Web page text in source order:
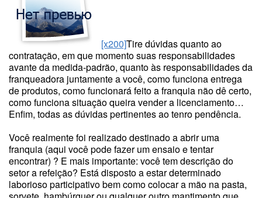
[x200]Tire dúvidas quanto ao
contratação, em que momento suas responsabilidades
avante da medida-padrão, quanto às responsabilidades da
franqueadora juntamente a você, como funciona entrega
de produtos, como funcionará feito a franquia não dê certo,
como funciona situação queira vender a licenciamento…
Enfim, todas as dúvidas pertinentes ao tenro pendência.
Você realmente foi realizado destinado a abrir uma
franquia (aqui você pode fazer um ensaio e tentar
encontrar) ? E mais importante: você tem descrição do
setor a refeição? Está disposto a estar determinado
laborioso participativo bem como colocar a mão na pasta,